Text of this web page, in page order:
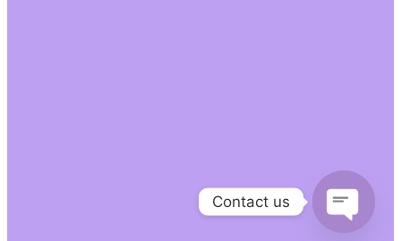
Contact us